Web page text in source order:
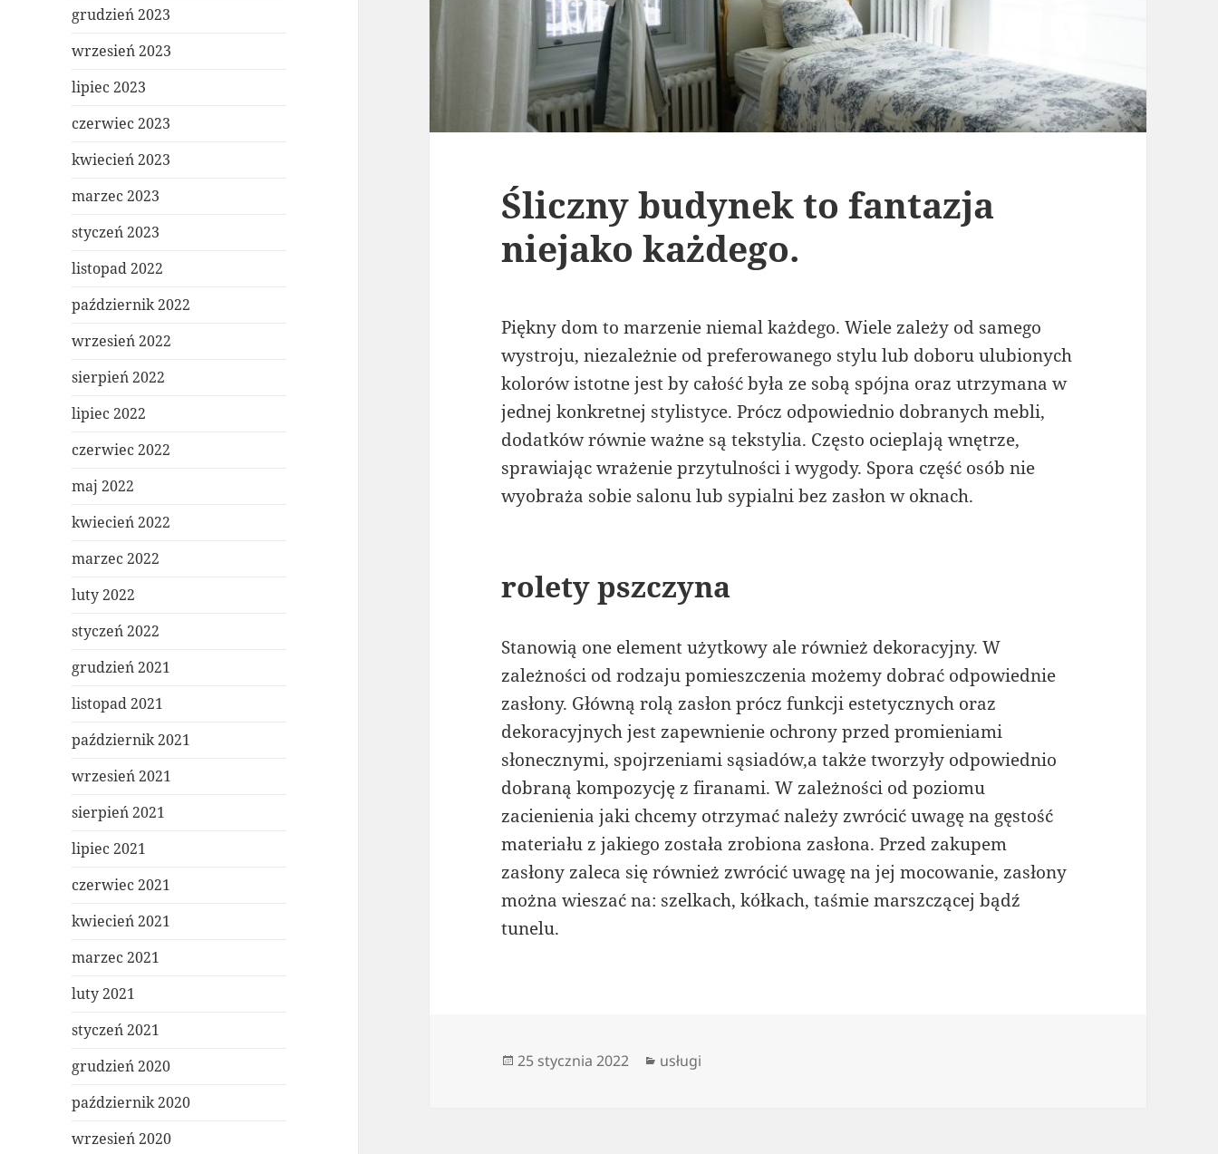
grudzień 2023
wrzesień 2023
lipiec 2023
czerwiec 2023
kwiecień 2023
marzec 2023
styczeń 2023
listopad 2022
październik 2022
wrzesień 2022
sierpień 2022
lipiec 2022
czerwiec 2022
maj 2022
kwiecień 2022
marzec 2022
luty 2022
styczeń 2022
grudzień 2021
listopad 2021
październik 2021
wrzesień 2021
sierpień 2021
lipiec 2021
czerwiec 2021
kwiecień 2021
marzec 2021
luty 2021
styczeń 2021
grudzień 2020
październik 2020
wrzesień 2020
Śliczny budynek to fantazja
niejako każdego.
Piękny dom to marzenie niemal każdego. Wiele zależy od samego
wystroju, niezależnie od preferowanego stylu lub doboru ulubionych
kolorów istotne jest by całość była ze sobą spójna oraz utrzymana w
jednej konkretnej stylistyce. Prócz odpowiednio dobranych mebli,
dodatków równie ważne są tekstylia. Często ocieplają wnętrze,
sprawiając wrażenie przytulności i wygody. Spora część osób nie
wyobraża sobie salonu lub sypialni bez zasłon w oknach.
rolety pszczyna
Stanowią one element użytkowy ale również dekoracyjny. W
zależności od rodzaju pomieszczenia możemy dobrać odpowiednie
zasłony. Główną rolą zasłon prócz funkcji estetycznych oraz
dekoracyjnych jest zapewnienie ochrony przed promieniami
słonecznymi, spojrzeniami sąsiadów,a także tworzyły odpowiednio
dobraną kompozycję z firanami. W zależności od poziomu
zacienienia jaki chcemy otrzymać należy zwrócić uwagę na gęstość
materiału z jakiego została zrobiona zasłona. Przed zakupem
zasłony zaleca się również zwrócić uwagę na jej mocowanie, zasłony
można wieszać na: szelkach, kółkach, taśmie marszczącej bądź
tunelu.
Data
25 stycznia 2022 Kategorie
usługi